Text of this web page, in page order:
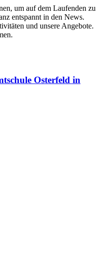
um auf dem Laufenden zu
entspannt in den News.
und unsere Angebote.
Osterfeld in